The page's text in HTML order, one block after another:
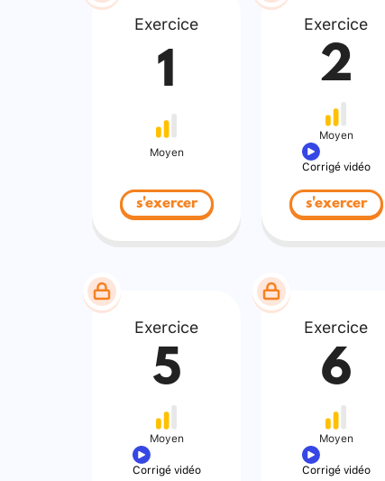
Exercice
1
Moyen
s'exercer
Exercice
2
Moyen
Corrigé vidéo
s'exercer
Exercice
5
Moyen
Corrigé vidéo
Exercice
6
Moyen
Corrigé vidéo